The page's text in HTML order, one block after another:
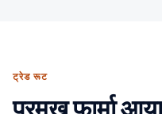
ट्रेड रूट